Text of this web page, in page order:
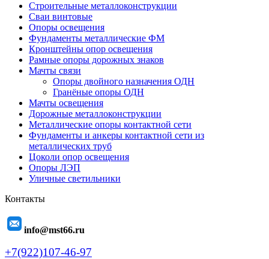
Строительные металлоконструкции
Сваи винтовые
Опоры освещения
Фундаменты металлические ФМ
Кронштейны опор освещения
Рамные опоры дорожных знаков
Мачты связи
Опоры двойного назначения ОДН
Гранёные опоры ОДН
Мачты освещения
Дорожные металлоконструкции
Металлические опоры контактной сети
Фундаменты и анкеры контактной сети из
металлических труб
Цоколи опор освещения
Опоры ЛЭП
Уличные светильники
Контакты
info@mst66.ru
+7(922)107-46-97